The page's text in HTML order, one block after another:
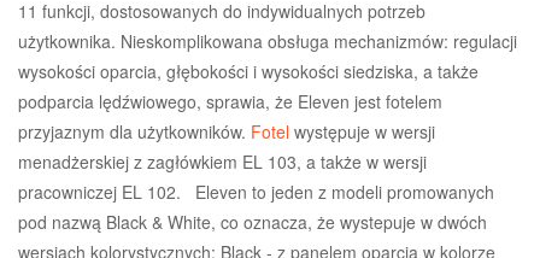
11 funkcji, dostosowanych do indywidualnych potrzeb
użytkownika. Nieskomplikowana obsługa mechanizmów: regulacji
wysokości oparcia, głębokości i wysokości siedziska, a także
podparcia lędźwiowego, sprawia, że Eleven jest fotelem
przyjaznym dla użytkowników. Fotel występuje w wersji
menadżerskiej z zagłówkiem EL 103, a także w wersji
pracowniczej EL 102. Eleven to jeden z modeli promowanych
pod nazwą Black & White, co oznacza, że wystepuje w dwóch
wersjach kolorystycznych: Black - z panelem oparcia w kolorze